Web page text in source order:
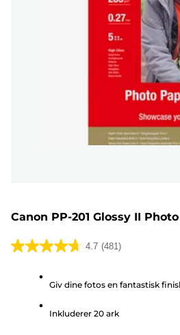
Canon PP-201 Glossy II
4.7 (481)
4.7
stjerner.
Giv dine fotos en fantastisk
Inkluderer 20 ark